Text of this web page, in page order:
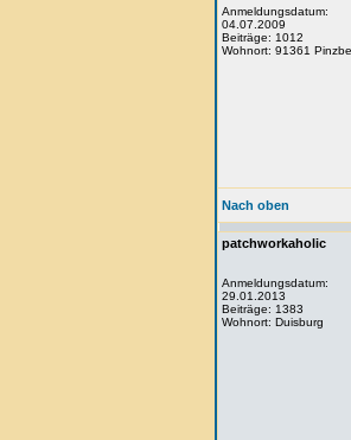
Anmeldungsdatum:
04.07.2009
Beiträge: 1012
Wohnort: 91361
Nach oben
patchworkaholic
Anmeldungsdatum:
29.01.2013
Beiträge: 1383
Wohnort: Duisburg